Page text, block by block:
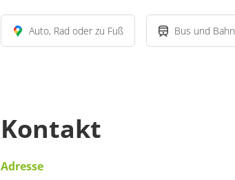
Auto, Rad oder zu Fuß Bus und Bahn
Kontakt
Adresse